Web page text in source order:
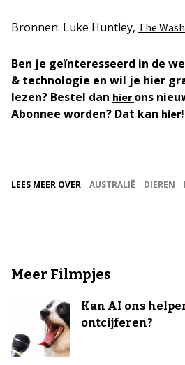
Bronnen: Luke Huntley, The
Ben je geïnteresseerd in de
& technologie en wil je hier
lezen? Bestel dan hierons
Abonnee worden? Dat kan hier!
LEES MEER OVER AUSTRALIË DIEREN
Meer Filmpjes
Kan AI ons
ontcijferen?